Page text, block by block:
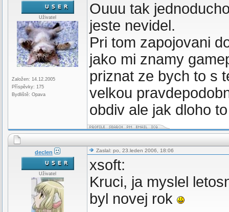
Uživatel
Založen: 14.12.2005
Příspěvky: 175
Bydliště: Opava
Ouuu tak
jeste nevidel.
Pri tom zapojovani
jako mi znamy
priznat ze bych to s
velkou
obdiv ale jak dloho
declen
Uživatel
Zaslal: po, 23.leden 2006, 18:06
xsoft:
Kruci, ja myslel
byl novej rok